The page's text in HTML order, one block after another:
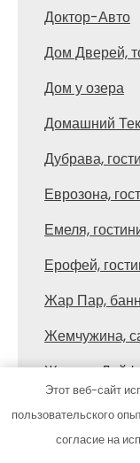
Доктор-Авто
Дом Дверей,
Дом у озера
Домашний
Дубрава,
Еврозона,
Емеля,
Ерофей,
Жар Пар,
Жемчужина,
Женева
Загородный
Заправка
Этот веб-сайт
пользовательского
согласие на